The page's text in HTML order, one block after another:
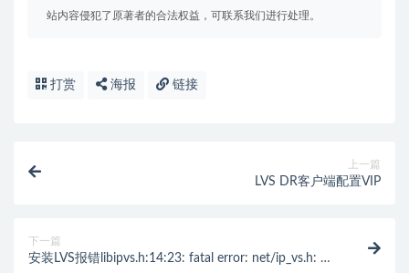
站内容侵犯了原著者的合法权益，可联系我们进行处理。
打赏 海报 链接
上一篇
LVS DR客户端配置VIP
下一篇
安装LVS报错libipvs.h:14:23: fatal error: net/ip_vs.h: No